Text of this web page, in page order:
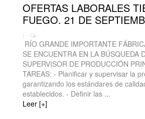
OFERTAS LABORALES
FUEGO. 21 DE
| -
RÍO GRANDE IMPORTANTE
SE ENCUENTRA EN LA BÚSQUEDA
SUPERVISOR DE PRODUCCIÓN
TAREAS: - Planificar y supervisar la
garantizando los estándares de
establecidos. - Definir las ...
Leer [+]